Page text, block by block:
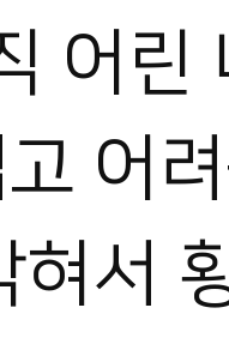
어린
어
혀서